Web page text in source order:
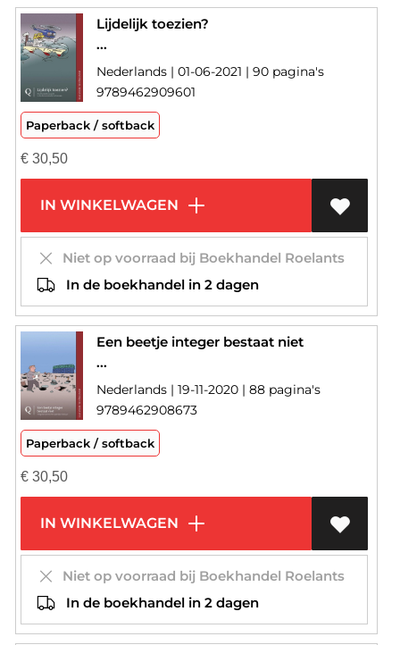
Lijdelijk toezien?
...
Nederlands | 01-06-2021 | 90 pagina's
9789462909601
Paperback / softback
€30,50
IN WINKELWAGEN
Niet op voorraad bij Boekhandel Roelants
In de boekhandel in 2 dagen
Een beetje integer bestaat niet
...
Nederlands | 19-11-2020 | 88 pagina's
9789462908673
Paperback / softback
€30,50
IN WINKELWAGEN
Niet op voorraad bij Boekhandel Roelants
In de boekhandel in 2 dagen